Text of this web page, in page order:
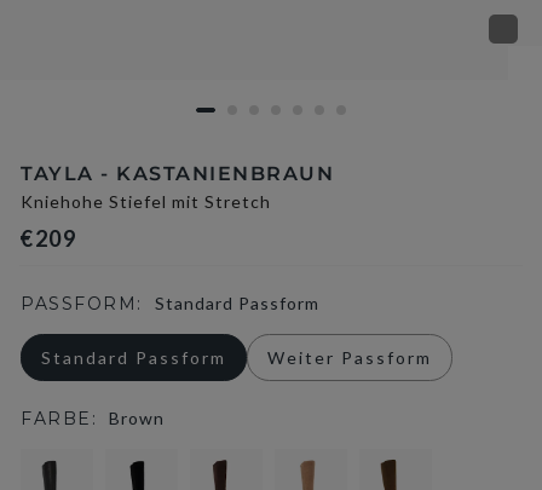
TAYLA - KASTANIENBRAUN
Kniehohe Stiefel mit Stretch
€209
PASSFORM: Standard Passform
Standard Passform Weiter Passform
FARBE: Brown